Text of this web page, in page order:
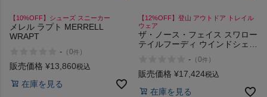
【10%OFF】シューズ スニーカー
メレル ラプト MERRELL
WRAPT
- （0件 ）
販売価格 ¥13,860税込
在庫を見る
【12%OFF】登山 アウトドア トレイル
ウェア
ザ・ノース・フェイス スワロー
テイルフーディ ウインドシェル
ア 登山 トレイル ウェア THE
NORTH FACE SWALLOWTAIL
- （0件 ）
販売価格 ¥17,424税込
在庫を見る